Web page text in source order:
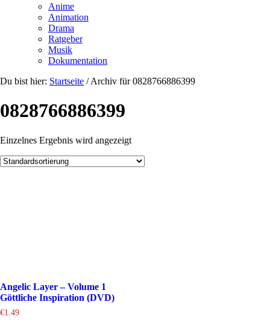
Anime
Animation
Drama
Ratgeber
Musik
Dokumentation
Du bist hier: Startseite /Archiv für 0828766886399
0828766886399
Einzelnes Ergebnis wird angezeigt
Angelic Layer – Volume 1
Göttliche Inspiration (DVD)
€1.49